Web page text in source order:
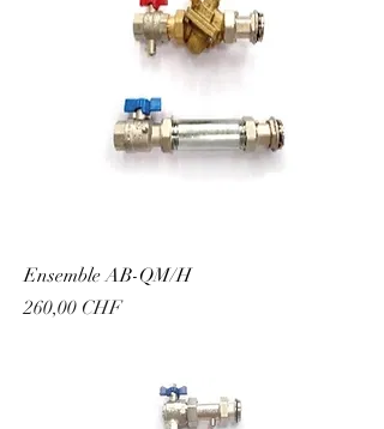
Ensemble AB-QM/H
Prix
260,00 CHF